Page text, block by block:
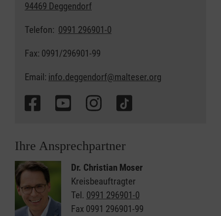
94469 Deggendorf
Telefon: 0991 296901-0
Fax: 0991/296901-99
Email: info.deggendorf@malteser.org
Ihre Ansprechpartner
Dr. Christian Moser
Kreisbeauftragter
Tel. 0991 296901-0
Fax 0991 296901-99